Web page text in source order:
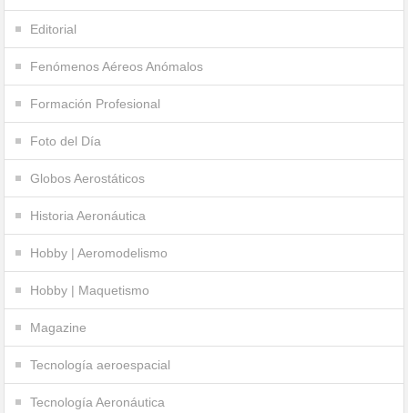
Editorial
Fenómenos Aéreos Anómalos
Formación Profesional
Foto del Día
Globos Aerostáticos
Historia Aeronáutica
Hobby | Aeromodelismo
Hobby | Maquetismo
Magazine
Tecnología aeroespacial
Tecnología Aeronáutica